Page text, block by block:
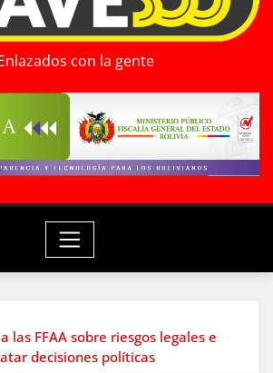
con la gente
las FFAA sobre riesgos legales e
decisiones políticas